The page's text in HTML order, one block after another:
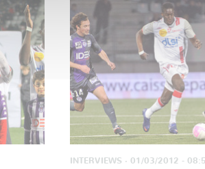
INTERVIEWS · 01/03/2012 -